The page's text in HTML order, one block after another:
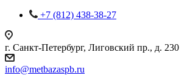
+7 (812) 438-38-27
г. Санкт-Петербург, Лиговский пр., д. 230
info@metbazaspb.ru